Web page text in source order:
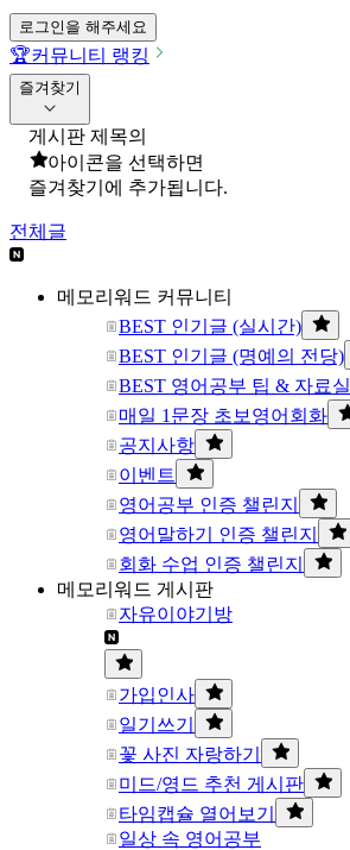
로그인을 해주세요
🏆커뮤니티 랭킹
즐겨찾기
게시판 제목의
아이콘을 선택하면
즐겨찾기에 추가됩니다.
전체글
메모리워드 커뮤니티
BEST 인기글 (실시간)
BEST 인기글 (명예의 전당)
BEST 영어공부 팁 & 자료실
매일 1문장 초보영어회화
공지사항
이벤트
영어공부 인증 챌린지
영어말하기 인증 챌린지
회화 수업 인증 챌린지
메모리워드 게시판
자유이야기방
가입인사
일기쓰기
꽃 사진 자랑하기
미드/영드 추천 게시판
타임캡슐 열어보기
일상 속 영어공부